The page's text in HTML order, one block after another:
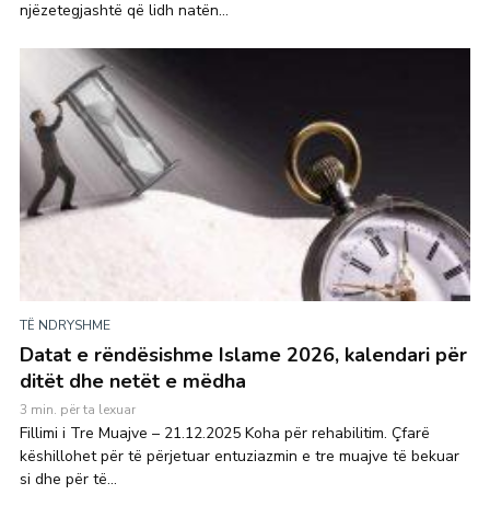
njëzetegjashtë që lidh natën...
TË NDRYSHME
Datat e rëndësishme Islame 2026, kalendari për
ditët dhe netët e mëdha
3 min. për ta lexuar
Fillimi i Tre Muajve – 21.12.2025 Koha për rehabilitim. Çfarë
këshillohet për të përjetuar entuziazmin e tre muajve të bekuar
si dhe për të...